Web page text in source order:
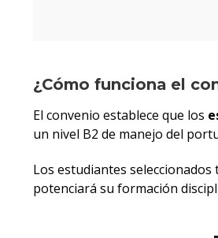
¿Cómo funciona el
El convenio establece que los
un nivel B2 de manejo del
Los estudiantes
potenciará su formación